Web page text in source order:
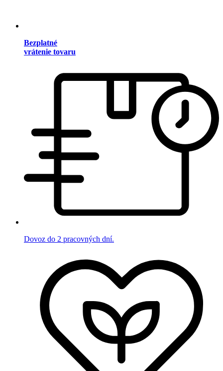
Bezplatné
vrátenie tovaru
Dovoz do 2 pracovných dní.